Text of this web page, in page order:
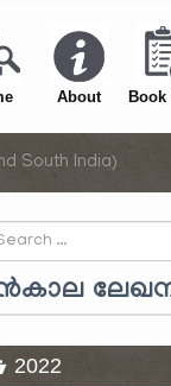
About
South India)
2022